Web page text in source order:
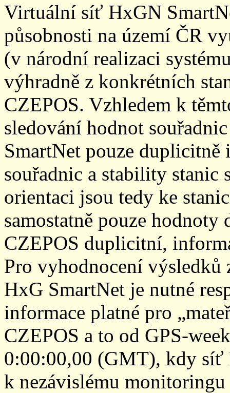
Virtuální síť HxGN
působnosti na území ČR
(v národní realizaci
výhradně z konkrétních
CZEPOS. Vzhledem k
sledování hodnot
SmartNet pouze
souřadnic a stability stanic
orientaci jsou tedy ke
samostatně pouze
CZEPOS duplicitní,
Pro vyhodnocení
HxG SmartNet je nutné
informace platné pro
CZEPOS a to od GPS-
0:00:00,00 (GMT), kdy síť
k nezávislému